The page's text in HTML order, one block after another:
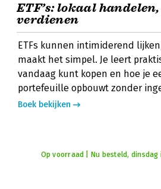
ETF’s: lokaal
verdienen
ETFs kunnen intimiderend
maakt het simpel. Je leert
vandaag kunt kopen en hoe je
portefeuille opbouwt zonder
Boek bekijken
Op voorraad | Nu besteld,